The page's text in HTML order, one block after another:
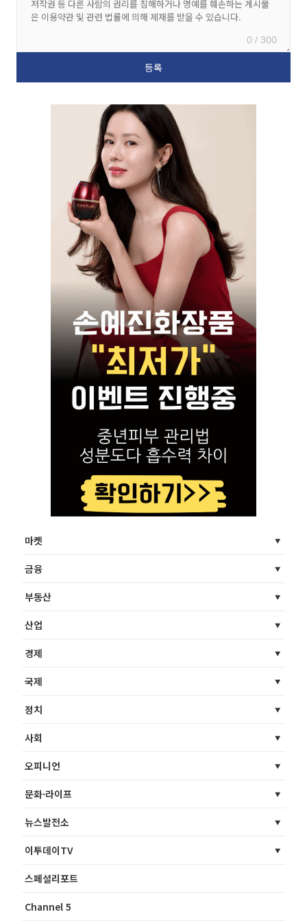
0 / 300
마켓
금융
부동산
산업
경제
국제
정치
사회
오피니언
문화·라이프
뉴스발전소
이투데이TV
스페셜리포트
Channel 5